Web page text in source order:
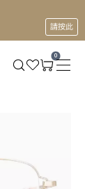
請按此
0